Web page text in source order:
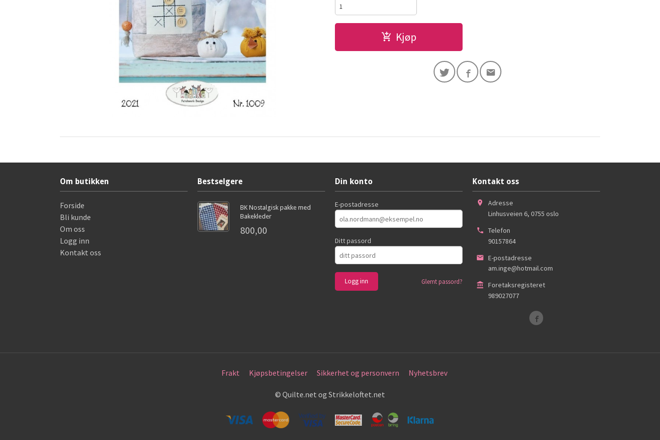
Kjøp
Om butikken
Forside
Bli kunde
Om oss
Logg inn
Kontakt oss
Bestselgere
BK Nostalgisk pakke med
Bakekleder
800,00
Din konto
E-postadresse
Ditt passord
Glemt passord?
Kontakt oss
Adresse
Linhusveien 6, 0755 oslo
Telefon
90157864
E-postadresse
am.inge@hotmail.com
Foretaksregisteret
989027077
Frakt Kjøpsbetingelser Sikkerhet og personvern Nyhetsbrev
© Quilte.net og Strikkeloftet.net